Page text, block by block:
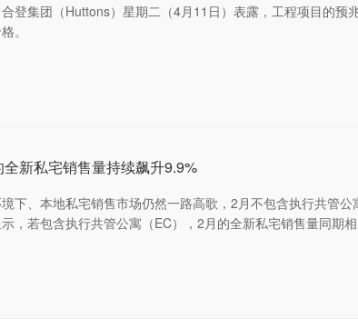
登集团（Huttons）星期二（4月11日）表露，工程项目的
。
新私宅销售量持续飙升9.9%
下、本地私宅销售市场仍然一路高歌，2月不包含执行共管
，若包含执行共管公寓（EC），2月的全新私宅销售量同期